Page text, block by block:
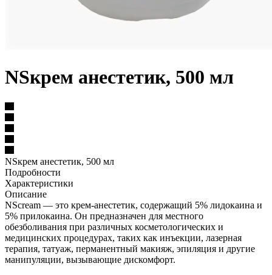
NSкрем анестетик, 500 мл
NSкрем анестетик, 500 мл
Подробности
Характеристики
Описание
NScream — это крем-анестетик, содержащий 5% лидокаина и
5% прилокаина. Он предназначен для местного
обезболивания при различных косметологических и
медицинских процедурах, таких как инъекции, лазерная
терапия, татуаж, перманентный макияж, эпиляция и другие
манипуляции, вызывающие дискомфорт.